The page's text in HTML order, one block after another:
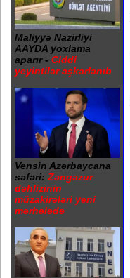
Maliyyə Nazirliyi
AAYDA yoxlama
aparır - Ciddi
yeyintilər aşkarlanıb
Vensin Azərbaycana
səfəri: Zəngəzur
dəhlizinin
müzakirələri yeni
mərhələdə